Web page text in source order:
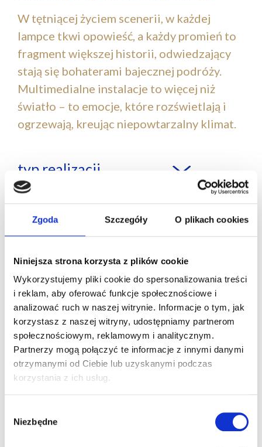
Zgoda Szczegóły O plikach cookies
Niniejsza strona korzysta z plików cookie
Wykorzystujemy pliki cookie do spersonalizowania treści
i reklam, aby oferować funkcje społecznościowe i
analizować ruch w naszej witrynie. Informacje o tym, jak
korzystasz z naszej witryny, udostępniamy partnerom
społecznościowym, reklamowym i analitycznym.
Partnerzy mogą połączyć te informacje z innymi danymi
otrzymanymi od Ciebie lub uzyskanymi podczas
korzystania z ich usług.
zgody
Niezbędne
W tętniącej życiem scenerii, w każdej
lampce tkwi opowieść, a każdy promień to
fragment większej historii, odwiedzający
stają się bohaterami bajecznej podróży.
Multimedialne instalacje to więcej niż
światło – to emocje, które rozświetlają i
ogrzewają, kreując niepowtarzalny klimat.
typ realizacji
państwa
miasta
Polska